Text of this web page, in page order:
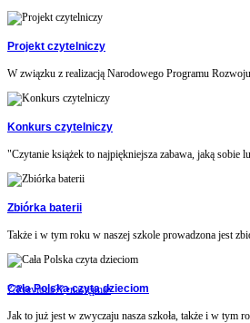
Projekt czytelniczy
W związku z realizacją Narodowego Programu
Konkurs czytelniczy
"Czytanie książek to najpiękniejsza zabawa, jaką sobie
Zbiórka baterii
Także i w tym roku w naszej szkole prowadzona jest
Cała Polska czyta dzieciom
Jak to już jest w zwyczaju nasza szkoła, także i w tym
??Previous?? •następna•